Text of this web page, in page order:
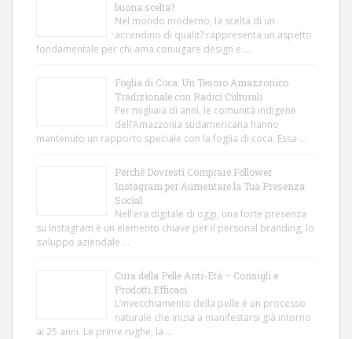
buona scelta?
Nel mondo moderno, la scelta di un
accendino di qualit? rappresenta un aspetto
fondamentale per chi ama coniugare design e …
Foglia di Coca: Un Tesoro Amazzonico
Tradizionale con Radici Culturali
Per migliaia di anni, le comunità indigene
dell’Amazzonia sudamericana hanno
mantenuto un rapporto speciale con la foglia di coca. Essa …
Perché Dovresti Comprare Follower
Instagram per Aumentare la Tua Presenza
Social
Nell’era digitale di oggi, una forte presenza
su Instagram è un elemento chiave per il personal branding, lo
sviluppo aziendale …
Cura della Pelle Anti-Età – Consigli e
Prodotti Efficaci
L’invecchiamento della pelle è un processo
naturale che inizia a manifestarsi già intorno
ai 25 anni. Le prime rughe, la …